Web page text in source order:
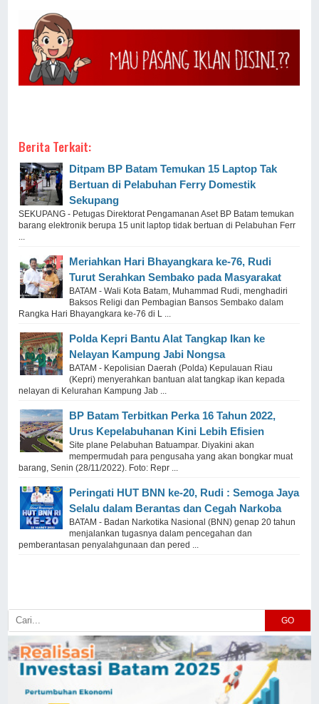
Berita Terkait:
Ditpam BP Batam Temukan 15 Laptop Tak
Bertuan di Pelabuhan Ferry Domestik
Sekupang
SEKUPANG - Petugas Direktorat Pengamanan Aset BP Batam temukan
barang elektronik berupa 15 unit laptop tidak bertuan di Pelabuhan Ferr
...
Meriahkan Hari Bhayangkara ke-76, Rudi
Turut Serahkan Sembako pada Masyarakat
BATAM - Wali Kota Batam, Muhammad Rudi, menghadiri
Baksos Religi dan Pembagian Bansos Sembako dalam
Rangka Hari Bhayangkara ke-76 di L ...
Polda Kepri Bantu Alat Tangkap Ikan ke
Nelayan Kampung Jabi Nongsa
BATAM - Kepolisian Daerah (Polda) Kepulauan Riau
(Kepri) menyerahkan bantuan alat tangkap ikan kepada
nelayan di Kelurahan Kampung Jab ...
BP Batam Terbitkan Perka 16 Tahun 2022,
Urus Kepelabuhanan Kini Lebih Efisien
Site plane Pelabuhan Batuampar. Diyakini akan
mempermudah para pengusaha yang akan bongkar muat
barang, Senin (28/11/2022). Foto: Repr ...
Peringati HUT BNN ke-20, Rudi : Semoga Jaya
Selalu dalam Berantas dan Cegah Narkoba
BATAM - Badan Narkotika Nasional (BNN) genap 20 tahun
menjalankan tugasnya dalam pencegahan dan
pemberantasan penyalahgunaan dan pered ...
GO